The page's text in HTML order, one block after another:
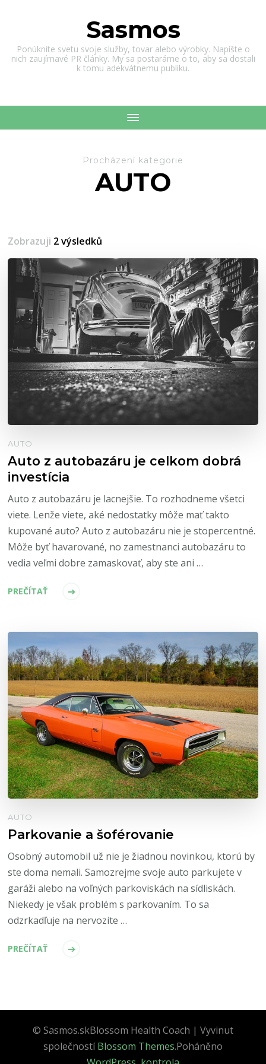
Sasmos
Ponúknite svetu svoje služby, tovar alebo výrobky. Napíšte o
nich zaujímavé PR články. My sa postaráme o to, aby sa dostali
k tomu adekvátnemu publiku.
Procházení kategorie
AUTO
Zobrazuji 2 výsledků
AUTO
Auto z autobazáru je celkom dobrá
investícia
Auto z autobazáru je lacnejšie. To rozhodneme všetci
viete. Lenže viete, aké nedostatky môže mať takto
kupované auto? Auto z autobazáru nie je stopercentné.
Môže byť havarované, no zamestnanci autobazáru to
vedia veľmi dobre zamaskovať, aby ste ani …
PREČÍTAŤ
AUTO
Parkovanie a šoférovanie
Osobný automobil už nie je žiadnou novinkou, ktorú by
ste doma nemali. Samozrejme svoje auto parkujete v
garáži alebo na voľných parkoviskách na sídliskách.
Niekedy je však problém s parkovaním. To sa
odzrkadľuje na nervozite …
PREČÍTAŤ
© Sasmos.skBlossom Health Coach | Vyvinut
společnostíBlossom Themes.Poháněno